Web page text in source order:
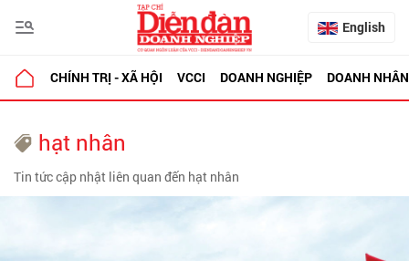
English
CHÍNH TRỊ - XÃ HỘI VCCI DOANH NGHIỆP DOANH NHÂN
hạt nhân
Tin tức cập nhật liên quan đến hạt nhân